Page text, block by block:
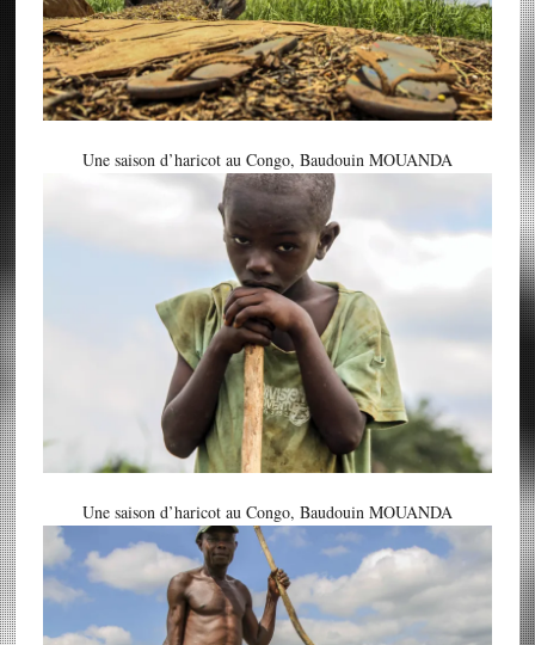
Une saison d’haricot au Congo, Baudouin MOUANDA
Une saison d’haricot au Congo, Baudouin MOUANDA